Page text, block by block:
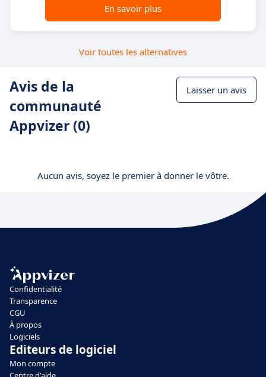
En savoir plus
Voir toutes les alternatives
Avis de la
communauté
Appvizer (0)
Laisser un avis
Aucun avis, soyez le premier à donner le vôtre.
Confidentialité
Transparence
CGU
À propos
Logiciels
Editeurs de logiciel
Mon compte